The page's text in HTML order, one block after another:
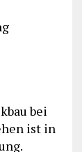
bei
ist in